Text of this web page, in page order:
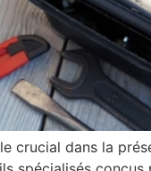
crucial dans la